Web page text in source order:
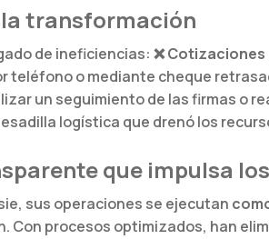
transformación
de ineficiencias: ❌Cotizaciones
teléfono o mediante cheque
un seguimiento de las firmas o
logística que drenó los
que impulsa
sus operaciones se ejecutan
Con procesos optimizados, han